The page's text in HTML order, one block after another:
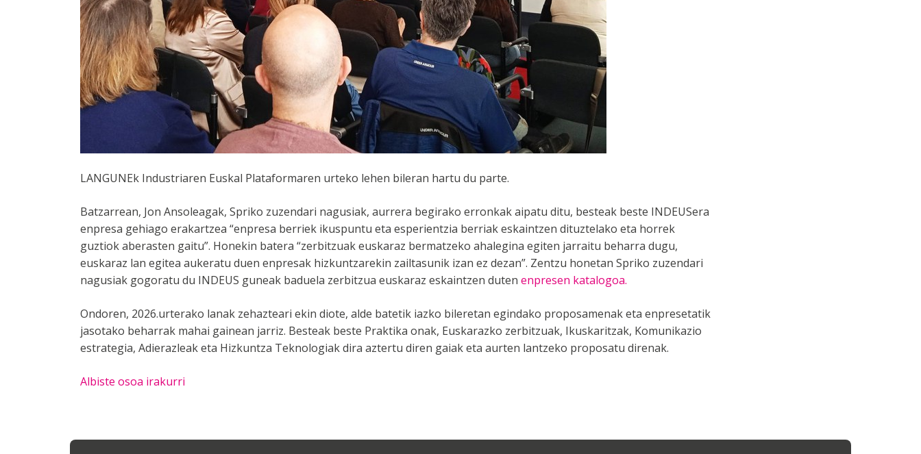
LANGUNEk Industriaren Euskal Plataformaren urteko lehen bileran hartu du parte.
Batzarrean, Jon Ansoleagak, Spriko zuzendari nagusiak, aurrera begirako erronkak aipatu ditu, besteak beste INDEUSera
enpresa gehiago erakartzea “enpresa berriek ikuspuntu eta esperientzia berriak eskaintzen dituztelako eta horrek
guztiok aberasten gaitu”. Honekin batera “zerbitzuak euskaraz bermatzeko ahalegina egiten jarraitu beharra dugu,
euskaraz lan egitea aukeratu duen enpresak hizkuntzarekin zailtasunik izan ez dezan”. Zentzu honetan Spriko zuzendari
nagusiak gogoratu du INDEUS guneak baduela zerbitzua euskaraz eskaintzen duten enpresen katalogoa.
Ondoren, 2026.urterako lanak zehazteari ekin diote, alde batetik iazko bileretan egindako proposamenak eta enpresetatik
jasotako beharrak mahai gainean jarriz. Besteak beste Praktika onak, Euskarazko zerbitzuak, Ikuskaritzak, Komunikazio
estrategia, Adierazleak eta Hizkuntza Teknologiak dira aztertu diren gaiak eta aurten lantzeko proposatu direnak.
Albiste osoa irakurri